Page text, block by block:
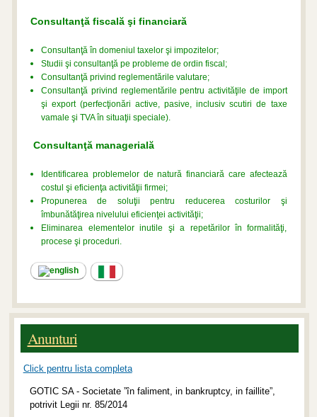
Consultanţă fiscală şi financiară
Consultanţă în domeniul taxelor şi impozitelor;
Studii şi consultanţă pe probleme de ordin fiscal;
Consultanţă privind reglementările valutare;
Consultanţă privind reglementările pentru activităţile de import
şi export (perfecţionări active, pasive, inclusiv scutiri de taxe
vamale şi TVA în situaţii speciale).
Consultanţă managerială
Identificarea problemelor de natură financiară care afectează
costul şi eficienţa activităţii firmei;
Propunerea de soluţii pentru reducerea costurilor şi
îmbunătăţirea nivelului eficienţei activităţii;
Eliminarea elementelor inutile şi a repetărilor în formalităţi,
procese şi proceduri.
Anunturi
Click pentru lista completa
GOTIC SA - Societate ”în faliment, in bankruptcy, in faillite”,
potrivit Legii nr. 85/2014